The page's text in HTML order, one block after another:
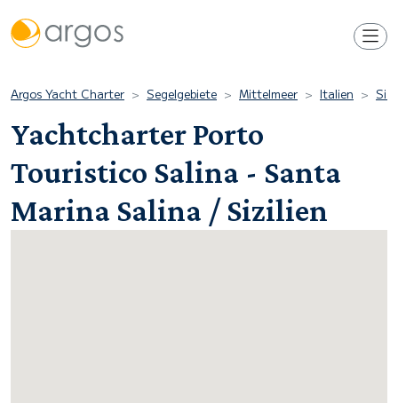
Argos Yacht Charter Segelgebiete Mittelmeer Italien
Yachtcharter Porto
Touristico Salina - Santa
Marina Salina / Sizilien